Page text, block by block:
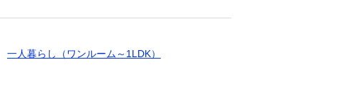
一人暮らし（ワンルーム～1LDK）